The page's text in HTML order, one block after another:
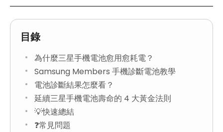
目錄
為什麼三星手機電池愈用愈耗電？
Samsung Members 手機診斷電池教學
電池診斷結果怎麼看？
延續三星手機電池壽命的 4 大黃金法則
💡快速總結
❓常見問題